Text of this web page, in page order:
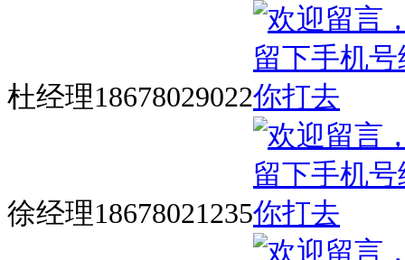
杜经理18678029022
徐经理18678021235